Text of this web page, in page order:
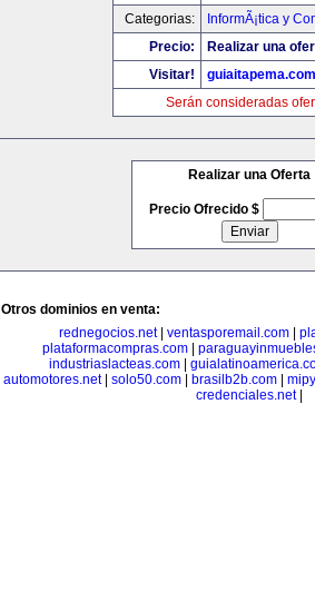
Categorias:
InformÃ¡tica y
Precio:
Realizar una
Visitar!
guiaitapema.com
Serán consideradas
Realizar una Oferta
Precio Ofrecido $
Otros dominios en venta:
rednegocios.net| ventasporemail.com
plataformacompras.com
industriaslacteas.com
automotores.net| solo50.com brasilb2b.com
credenciales.net|